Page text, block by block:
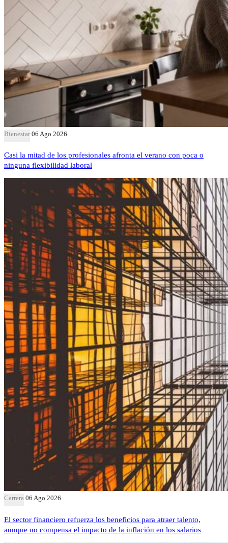
Bienestar 06 Ago 2026
Casi la mitad de los profesionales afronta el verano con poca o
ninguna flexibilidad laboral
Carrera 06 Ago 2026
El sector financiero refuerza los beneficios para atraer talento,
aunque no compensa el impacto de la inflación en los salarios